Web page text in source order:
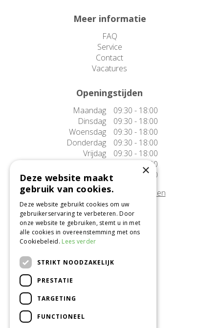
Meer informatie
FAQ
Service
Contact
Vacatures
Openingstijden
Maandag
09:30 - 18:00
Dinsdag
09:30 - 18:00
Woensdag
09:30 - 18:00
Donderdag
09:30 - 18:00
Vrijdag
09:30 - 18:00
Zaterdag
09:30 - 17:00
Zondag
10:00 - 17:00
Afwijkende openingstijden tonen
Onze locatie
Tuincentrum Alméérplant
Jac. P. Thijsseweg 4
×
Deze website maakt
gebruik van cookies.
Deze website gebruikt cookies om uw
gebruikerservaring te verbeteren. Door
onze website te gebruiken, stemt u in met
alle cookies in overeenstemming met ons
Cookiebeleid. Lees verder
STRIKT NOODZAKELIJK
PRESTATIE
TARGETING
FUNCTIONEEL